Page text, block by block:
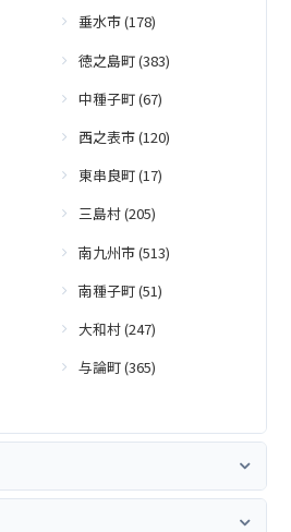
垂水市 (178)
徳之島町 (383)
中種子町 (67)
西之表市 (120)
東串良町 (17)
三島村 (205)
南九州市 (513)
南種子町 (51)
大和村 (247)
与論町 (365)